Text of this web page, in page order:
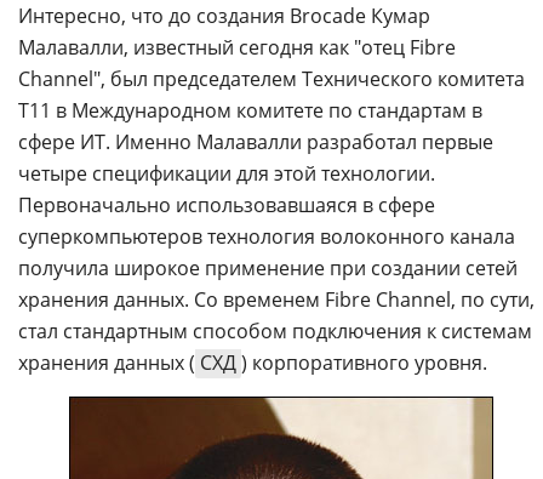
Интересно, что до создания Brocade Кумар
Малавалли, известный сегодня как "отец Fibre
Channel", был председателем Технического комитета
T11 в Международном комитете по стандартам в
сфере ИТ. Именно Малавалли разработал первые
четыре спецификации для этой технологии.
Первоначально использовавшаяся в сфере
суперкомпьютеров технология волоконного канала
получила широкое применение при создании сетей
хранения данных. Со временем Fibre Channel, по сути,
стал стандартным способом подключения к системам
хранения данных ( СХД) корпоративного уровня.